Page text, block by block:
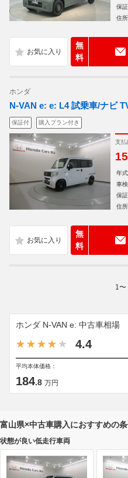
保証
住所
無
料
ホンダ
N-VAN e: e: L4 試乗車/ナビ
保証付 購入プラン付き
支払
年式
車検
保証
住所
無
料
1 〜
ホンダ N-VAN e: 中古車相場
4.4
平均本体価格：
184.8 万円
富山県×中古車購入におすすめの
状態が良い低走行車両